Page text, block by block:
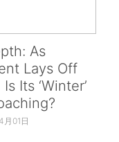
As
Lays Off
Its ‘Winter’
月01日